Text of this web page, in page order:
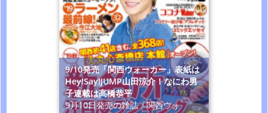
9/10発売「関西ウォーカー」表紙は
Hey!Say!JUMP山田涼介！なにわ男
子連載は高橋恭平
9月10日発売の雑誌「関西ウォ